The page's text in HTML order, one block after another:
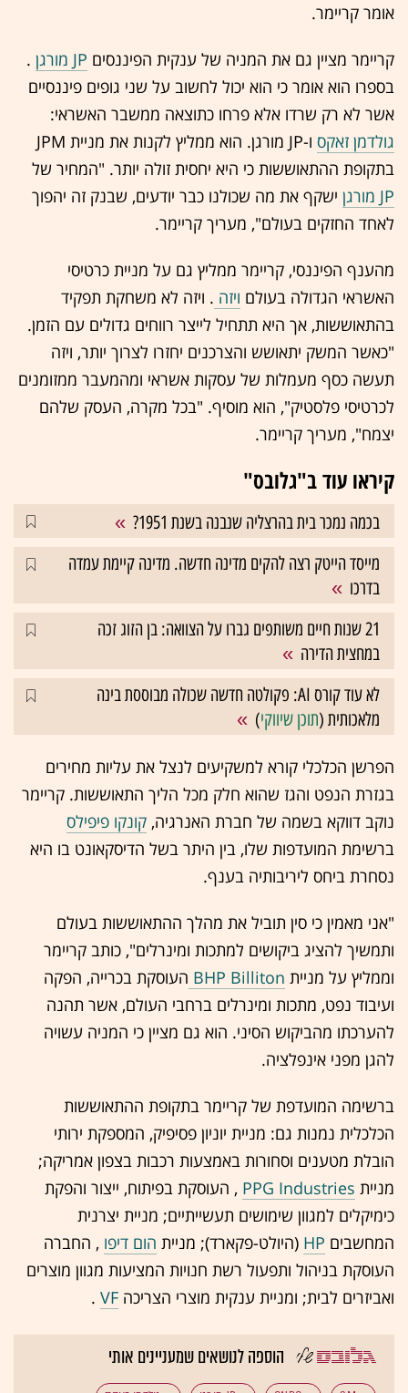
אומר קריימר.
קריימר מציין גם את המניה של ענקית הפיננסים JP מורגן
.
בספרו הוא אומר כי הוא יכול לחשוב על שני גופים פיננסיים
אשר לא רק שרדו אלא פרחו כתוצאה ממשבר האשראי:
גולדמן זאקס
ו-JP מורגן. הוא ממליץ לקנות את מניית JPM
בתקופת ההתאוששות כי היא יחסית זולה יותר. "המחיר של
JP מורגן
ישקף את מה שכולנו כבר יודעים, שבנק זה יהפוך
לאחד החזקים בעולם", מעריך קריימר.
מהענף הפיננסי, קריימר ממליץ גם על מניית כרטיסי
האשראי הגדולה בעולם ויזה . ויזה לא משחקת תפקיד
בהתאוששות, אך היא תתחיל לייצר רווחים גדולים עם הזמן.
"כאשר המשק יתאושש והצרכנים יחזרו לצרוך יותר, ויזה
תעשה כסף מעמלות של עסקות אשראי ומהמעבר ממזומנים
לכרטיסי פלסטיק", הוא מוסיף. "בכל מקרה, העסק שלהם
יצמח", מעריך קריימר.
קיראו עוד ב"גלובס"
בכמה נמכר בית בהרצליה שנבנה בשנת 1951?
מייסד הייטק רצה להקים מדינה חדשה. מדינה קיימת עמדה
בדרכו
21 שנות חיים משותפים גברו על הצוואה: בן הזוג זכה
במחצית הדירה
לא עוד קורס AI: פקולטה חדשה שכולה מבוססת בינה
מלאכותית (תוכן שיווקי)
הפרשן הכלכלי קורא למשקיעים לנצל את עליות מחירים
בגזרת הנפט והגז שהוא חלק מכל הליך התאוששות. קריימר
נוקב דווקא בשמה של חברת האנרגיה, קונקו פיפילס
ברשימת המועדפות שלו, בין היתר בשל הדיסקאונט בו היא
נסחרת ביחס ליריבותיה בענף.
"אני מאמין כי סין תוביל את מהלך ההתאוששות בעולם
ותמשיך להציג ביקושים למתכות ומינרלים", כותב קריימר
וממליץ על מניית BHP Billiton העוסקת בכרייה, הפקה
ועיבוד נפט, מתכות ומינרלים ברחבי העולם, אשר תהנה
להערכתו מהביקוש הסיני. הוא גם מציין כי המניה עשויה
להגן מפני אינפלציה.
ברשימה המועדפת של קריימר בתקופת ההתאוששות
הכלכלית נמנות גם: מניית יוניון פסיפיק, המספקת ירותי
הובלת מטענים וסחורות באמצעות רכבות בצפון אמריקה;
מניית PPG Industries , העוסקת בפיתוח, ייצור והפקת
כימיקלים למגוון שימושים תעשייתיים; מניית יצרנית
המחשבים HP (היולט-פקארד); מניית הום דיפו , החברה
העוסקת בניהול ותפעול רשת חנויות המציעות מגוון מוצרים
ואביזרים לבית; ומניית ענקית מוצרי הצריכה VF
.
הוספה לנושאים שמעניינים אותי